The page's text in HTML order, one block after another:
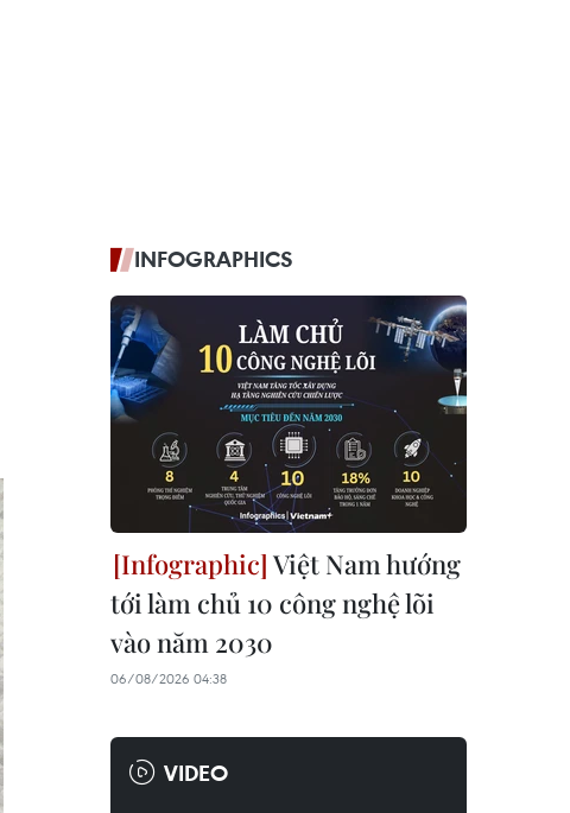
INFOGRAPHICS
Việt Nam hướng
tới làm chủ 10 công nghệ lõi
vào năm 2030
06/08/2026 04:38
VIDEO